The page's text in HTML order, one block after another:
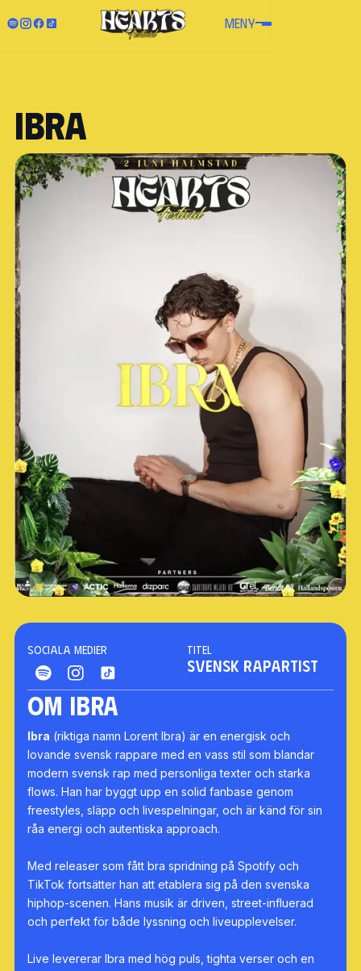
MENY
Ibra
Sociala medier Titel
SVENSK RAPARTIST
Om Ibra
Ibra (riktiga namn Lorent Ibra) är en energisk och
lovande svensk rappare med en vass stil som blandar
modern svensk rap med personliga texter och starka
flows. Han har byggt upp en solid fanbase genom
freestyles, släpp och livespelningar, och är känd för sin
råa energi och autentiska approach.
Med releaser som fått bra spridning på Spotify och
TikTok fortsätter han att etablera sig på den svenska
hiphop-scenen. Hans musik är driven, street-influerad
och perfekt för både lyssning och liveupplevelser.
Live levererar Ibra med hög puls, tighta verser och en